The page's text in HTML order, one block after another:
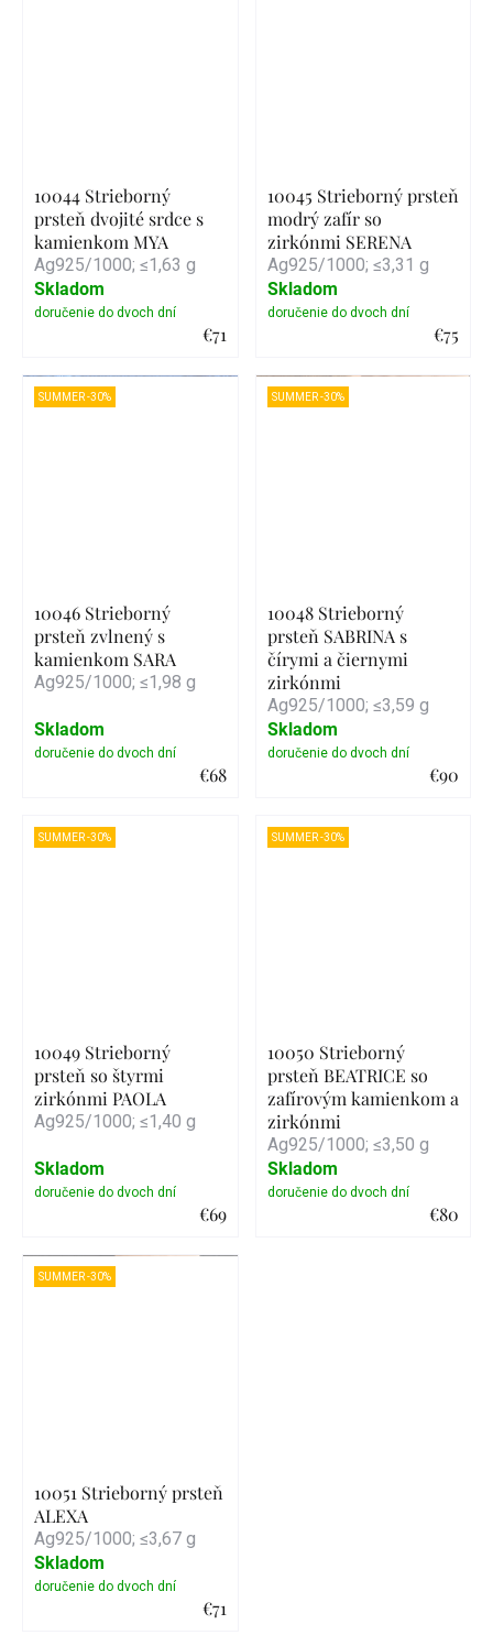
10044 Strieborný
prsteň dvojité srdce s
kamienkom MYA
Ag925/1000; ≤1,63 g
€71
Detail
Skladom
10045 Strieborný prsteň
modrý zafír so
zirkónmi SERENA
Ag925/1000; ≤3,31 g
€75
Detail
Skladom
SUMMER -30%
10046 Strieborný
prsteň zvlnený s
kamienkom SARA
Ag925/1000; ≤1,98 g
€68
Skladom
SUMMER -30%
10048 Strieborný
prsteň SABRINA s
čírymi a čiernymi
zirkónmi
Ag925/1000; ≤3,59 g
€90
Skladom
SUMMER -30%
10049 Strieborný
prsteň so štyrmi
zirkónmi PAOLA
Ag925/1000; ≤1,40 g
€69
Detail
Skladom
SUMMER -30%
10050 Strieborný
prsteň BEATRICE so
zafírovým kamienkom a
zirkónmi
Ag925/1000; ≤3,50 g
€80
Skladom
SUMMER -30%
10051 Strieborný prsteň
ALEXA
Ag925/1000; ≤3,67 g
€71
Skladom